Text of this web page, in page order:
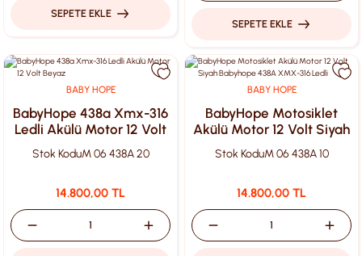
SEPETE EKLE
SEPETE EKLE
BABY HOPE
BabyHope 438a Xmx-316
Ledli Akülü Motor 12 Volt
Beyaz
Stok KoduM 06 438A 20
14.800,00 TL
BABY HOPE
BabyHope Motosiklet
Akülü Motor 12 Volt Siyah
Babyhope 438A XMX-316
Ledli
Stok KoduM 06 438A 10
14.800,00 TL